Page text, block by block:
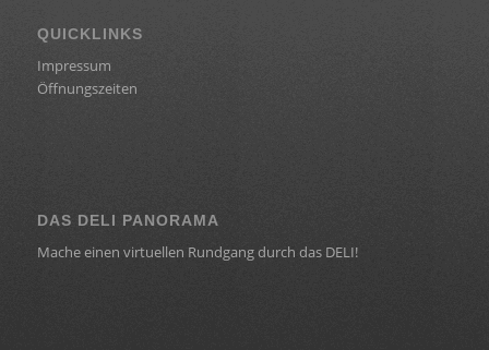
QUICKLINKS
Impressum
Öffnungszeiten
DAS DELI PANORAMA
Mache einen virtuellen Rundgang durch das DELI!